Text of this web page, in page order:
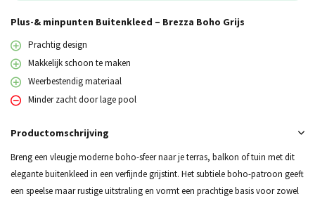
Plus-& minpunten Buitenkleed – Brezza Boho Grijs
Prachtig design
Makkelijk schoon te maken
Weerbestendig materiaal
Minder zacht door lage pool
Productomschrijving
Breng een vleugje moderne boho-sfeer naar je terras, balkon of tuin met dit
elegante buitenkleed in een verfijnde grijstint. Het subtiele boho-patroon geeft
een speelse maar rustige uitstraling en vormt een prachtige basis voor zowel